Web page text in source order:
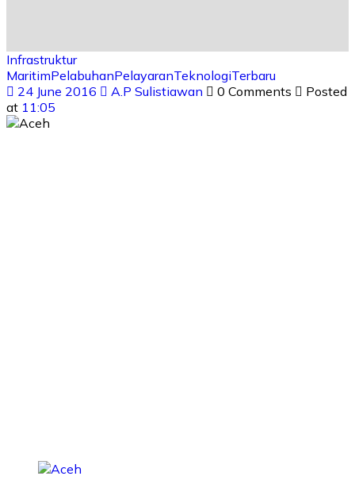
Infrastruktur
MaritimPelabuhanPelayaranTeknologiTerbaru
24 June 2016
A.P Sulistiawan 0 Comments
Posted
at 11:05